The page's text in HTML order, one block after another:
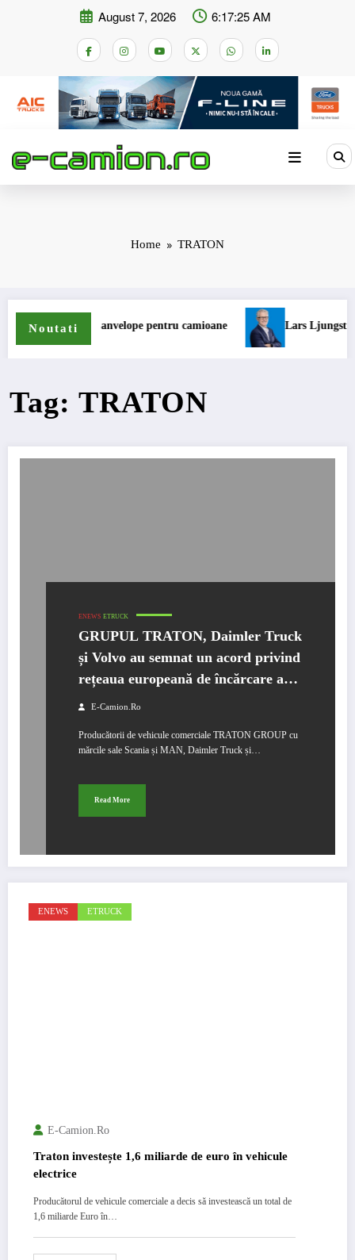
August 7, 2026 6:17:26 AM
Home TRATON
Noutati
gama de anvelope pentru camioane Lars Ljungström a
Tag: TRATON
ENEWS ETRUCK
GRUPUL TRATON, Daimler Truck
și Volvo au semnat un acord privind
rețeaua europeană de încărcare a
camioanelor electrice
E-Camion.ro
Producătorii de vehicule comerciale TRATON GROUP cu
mărcile sale Scania și MAN, Daimler Truck și…
Read More
ENEWS ETRUCK
E-Camion.ro
Traton investește 1,6 miliarde de euro în vehicule
electrice
Producătorul de vehicule comerciale a decis să investească un total de
1,6 miliarde Euro în…